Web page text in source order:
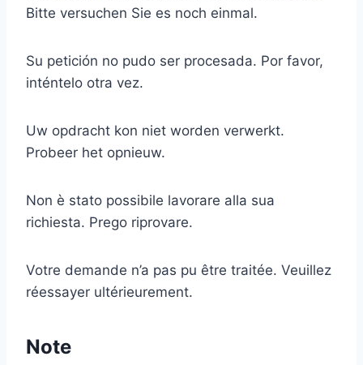
Bitte versuchen Sie es noch einmal.
Su petición no pudo ser procesada. Por favor,
inténtelo otra vez.
Uw opdracht kon niet worden verwerkt.
Probeer het opnieuw.
Non è stato possibile lavorare alla sua
richiesta. Prego riprovare.
Votre demande n’a pas pu être traitée. Veuillez
réessayer ultérieurement.
Note